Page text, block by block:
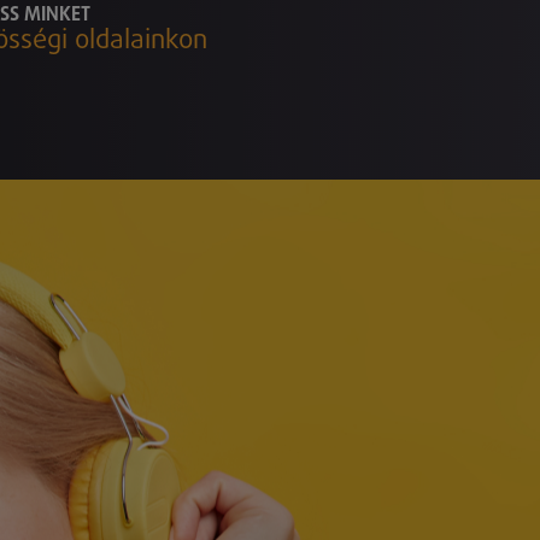
MINKET
oldalainkon